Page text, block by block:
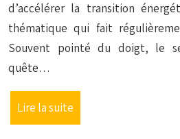
d’accélérer la transition
thématique qui fait
Souvent pointé du doigt, le
quête…
Lire la suite